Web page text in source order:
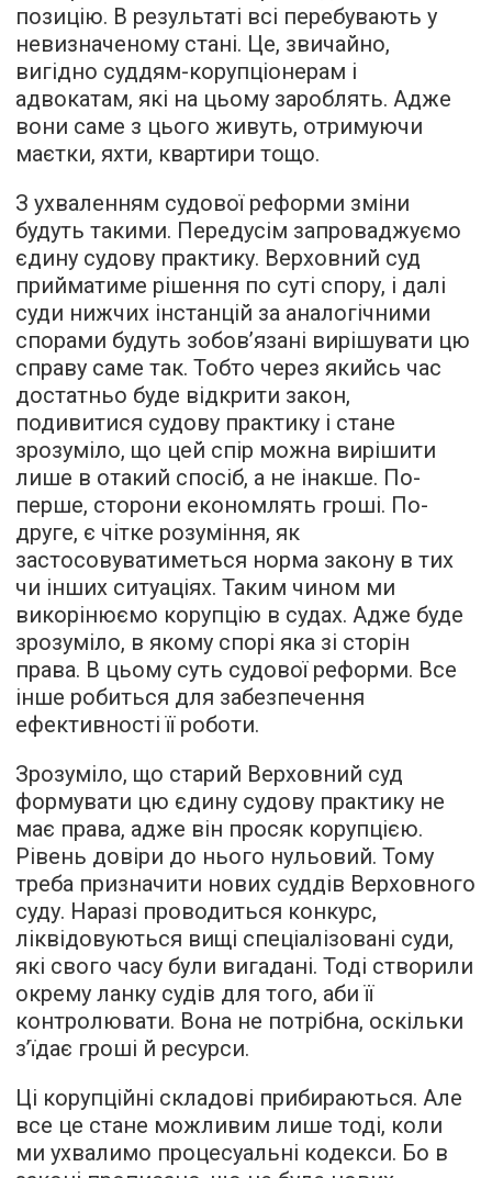
позицію. В результаті всі перебувають у
невизначеному стані. Це, звичайно,
вигідно суддям-корупціонерам і
адвокатам, які на цьому зароблять. Адже
вони саме з цього живуть, отримуючи
маєтки, яхти, квартири тощо.
З ухваленням судової реформи зміни
будуть такими. Передусім запроваджуємо
єдину судову практику. Верховний суд
прийматиме рішення по суті спору, і далі
суди нижчих інстанцій за аналогічними
спорами будуть зобов’язані вирішувати цю
справу саме так. Тобто через якийсь час
достатньо буде відкрити закон,
подивитися судову практику і стане
зрозуміло, що цей спір можна вирішити
лише в отакий спосіб, а не інакше. По-
перше, сторони економлять гроші. По-
друге, є чітке розуміння, як
застосовуватиметься норма закону в тих
чи інших ситуаціях. Таким чином ми
викорінюємо корупцію в судах. Адже буде
зрозуміло, в якому спорі яка зі сторін
права. В цьому суть судової реформи. Все
інше робиться для забезпечення
ефективності її роботи.
Зрозуміло, що старий Верховний суд
формувати цю єдину судову практику не
має права, адже він просяк корупцією.
Рівень довіри до нього нульовий. Тому
треба призначити нових суддів Верховного
суду. Наразі проводиться конкурс,
ліквідовуються вищі спеціалізовані суди,
які свого часу були вигадані. Тоді створили
окрему ланку судів для того, аби її
контролювати. Вона не потрібна, оскільки
з’їдає гроші й ресурси.
Ці корупційні складові прибираються. Але
все це стане можливим лише тоді, коли
ми ухвалимо процесуальні кодекси. Бо в